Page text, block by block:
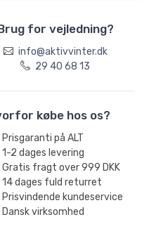
for vejledning?
info@aktivvinter.dk
29 40 68 13
købe hos os?
Prisgaranti på ALT
1-2 dages levering
Gratis fragt over 999 DKK
14 dages fuld returret
Prisvindende kundeservice
Dansk virksomhed